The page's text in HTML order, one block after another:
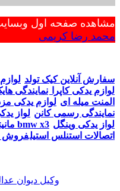
مشاهده صفحه اول
محمد رضا کریمی
سفارش آنلاین کیک تولد
لوازم یدکی کاپرا
نمایندگی
المنت میله ای لوازم یدکی
نمایندگی رسمی کانن لواز
مانیتور تصویری bmw x3 لواز یدکی وینگل
اتصالات استنلس استیلفروش